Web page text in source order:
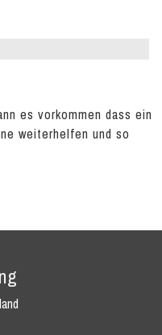
es vorkommen dass ein
weiterhelfen und so